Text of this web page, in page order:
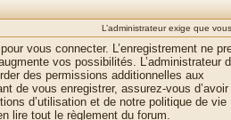
L’administrateur exige que
vous connecter. L’enregistrement ne
vos possibilités. L’administrateur
des permissions additionnelles aux
de vous enregistrer, assurez-vous
d’utilisation et de notre politique de vie
lire tout le règlement du forum.